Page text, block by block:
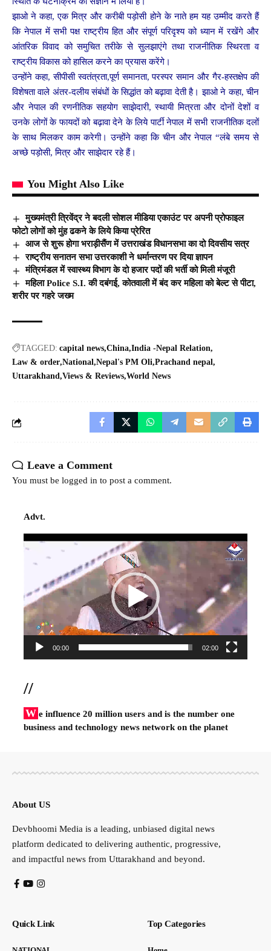
झाओ ने कहा, एक मित्र और करीबी पड़ोसी होने के नाते हम यह उम्मीद करते हैं
कि नेपाल में सभी पक्ष राष्ट्रीय हित और संपूर्ण परिदृश्य को ध्यान में रखेंगे और
आंतरिक विवाद को समुचित तरीके से सुलझाएंगे तथा राजनीतिक स्थिरता व
राष्ट्रीय विकास को हासिल करने का प्रयास करेंगे।
उन्होंने कहा, सीपीसी स्वतंत्रता,पूर्ण समानता, परस्पर समान और गैर-हस्तक्षेप की
विशेषता वाले अंतर-दलीय संबंधों के सिद्धांत को बढ़ावा देती है। झाओ ने कहा, चीन
और नेपाल की रणनीतिक सहयोग साझेदारी, स्थायी मित्रता और दोनों देशों व
उनके लोगों के फायदों को बढ़ावा देने के लिये पार्टी नेपाल में सभी राजनीतिक दलों
के साथ मिलकर काम करेगी। उन्होंने कहा कि चीन और नेपाल “लंबे समय से
अच्छे पड़ोसी, मित्र और साझेदार रहे हैं।
You Might Also Like
मुख्यमंत्री त्रिवेंद्र ने बदली सोशल मीडिया एकाउंट पर अपनी प्रोफाइल
फोटो लोगों को मुंह ढकने के लिये किया प्रेरित
आज से शुरू होगा भराड़ीसैंण में उत्तराखंड विधानसभा का दो दिवसीय सत्र
राष्ट्रीय सनातन सभा उत्तरकाशी ने धर्मान्तरण पर दिया ज्ञापन
मंत्रिमंडल में स्वास्थ्य विभाग के दो हजार पदों की भर्ती को मिली मंजूरी
महिला Police S.I. की दबंगई, कोतवाली में बंद कर महिला को बेल्ट से पीटा,
शरीर पर गहरे जख्म
TAGGED: capital news China India -Nepal Relation
Law & order National Nepal's PM Oli Prachand nepal
Uttarakhand Views & Reviews World News
Leave a Comment
You must be logged in to post a comment.
Advt.
Video
00:00 02:00
//
W e influence 20 million users and is the number one
business and technology news network on the planet
About US
Devbhoomi Media is a leading, unbiased digital news
platform dedicated to delivering authentic, progressive,
and impactful news from Uttarakhand and beyond.
Quick Link Top Categories